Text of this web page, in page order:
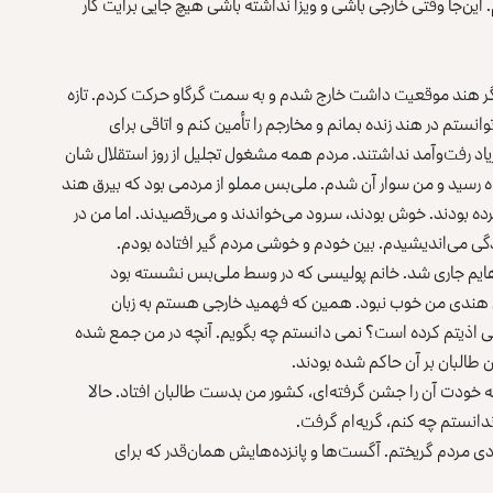
هند موقعیت داشت خارج شدم و به سمت گرگاو حرکت کردم. تازه
در هند زنده بمانم و مخارجم را تأمین کنم و اتاقی برای
موترهای شهری زیاد رفت‌وآمد نداشتند. مردم همه مشغول تجلیل از روز استقلال شان
و من سوار آن شدم. ملی‌بس مملو از مردمی بود که بیرق هند
بودند. خوش بودند، سرود می‌خواندند و می‌رقصیدند. اما من در
می‌اندیشیدم. بین خودم و خوشی مردم گیر افتاده بودم.
جاری شد. خانم پولیسی که در وسط ملی‌بس نشسته بود
هندی من خوب نبود. همین که فهمید خارجی هستم به زبان
اذیتم کرده است؟ نمی دانستم چه بگویم. آنچه در من جمع شده
طالبان بر آن حاکم شده بودند.
خودت آن را جشن گرفته‌ای، کشور من بدست طالبان افتاد. حالا
چه کنم، گریه‌ام گرفت.
بردم. از شادی مردم گریختم. آگست‌ها و پانزده‌هایش همان‌قدر که برای